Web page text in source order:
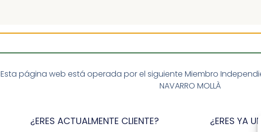
Esta página web está operada por el siguiente Miembro
NAVARRO MOLLÀ
¿ERES ACTUALMENTE CLIENTE?
¿ERES YA